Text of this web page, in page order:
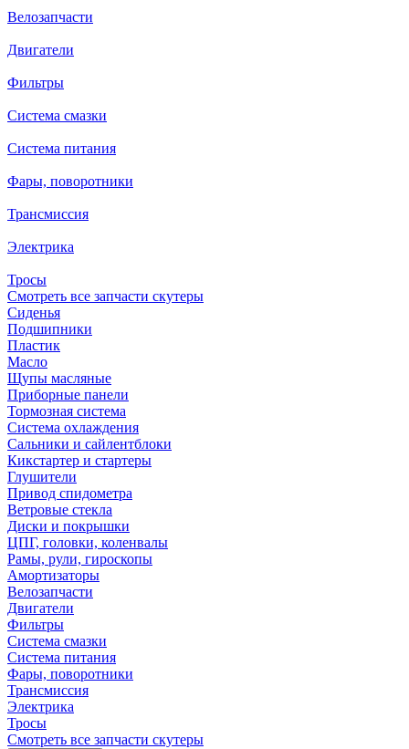
Велозапчасти
Двигатели
Фильтры
Система смазки
Система питания
Фары, поворотники
Трансмиссия
Электрика
Тросы
Смотреть все запчасти скутеры
Сиденья
Подшипники
Пластик
Масло
Щупы масляные
Приборные панели
Тормозная система
Система охлаждения
Сальники и сайлентблоки
Кикстартер и стартеры
Глушители
Привод спидометра
Ветровые стекла
Диски и покрышки
ЦПГ, головки, коленвалы
Рамы, рули, гироскопы
Амортизаторы
Велозапчасти
Двигатели
Фильтры
Система смазки
Система питания
Фары, поворотники
Трансмиссия
Электрика
Тросы
Смотреть все запчасти скутеры